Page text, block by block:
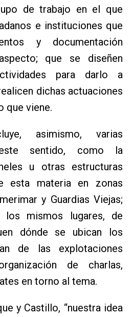
de trabajo en el que
e instituciones que
y documentación
que se diseñen
para darlo a
dichas actuaciones
que viene.
asimismo, varias
sentido, como la
u otras estructuras
esta materia en zonas
y Guardias Viejas;
los mismos lugares, de
dónde se ubican los
de las explotaciones
de charlas,
en torno al tema.
y Castillo, “nuestra idea